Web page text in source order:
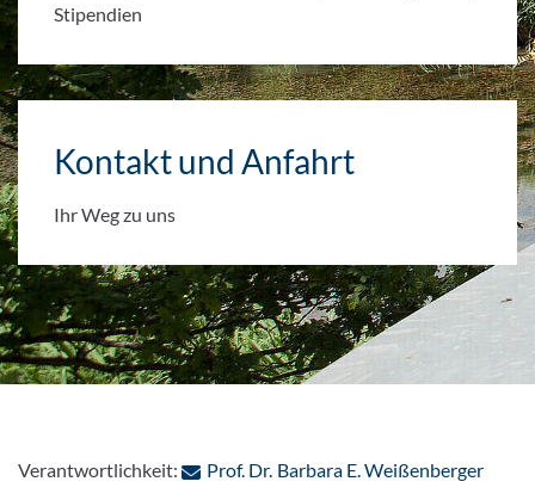
Stipendien
Kontakt und Anfahrt
Ihr Weg zu uns
Verantwortlichkeit: Prof. Dr. Barbara E. Weißenberger: Per